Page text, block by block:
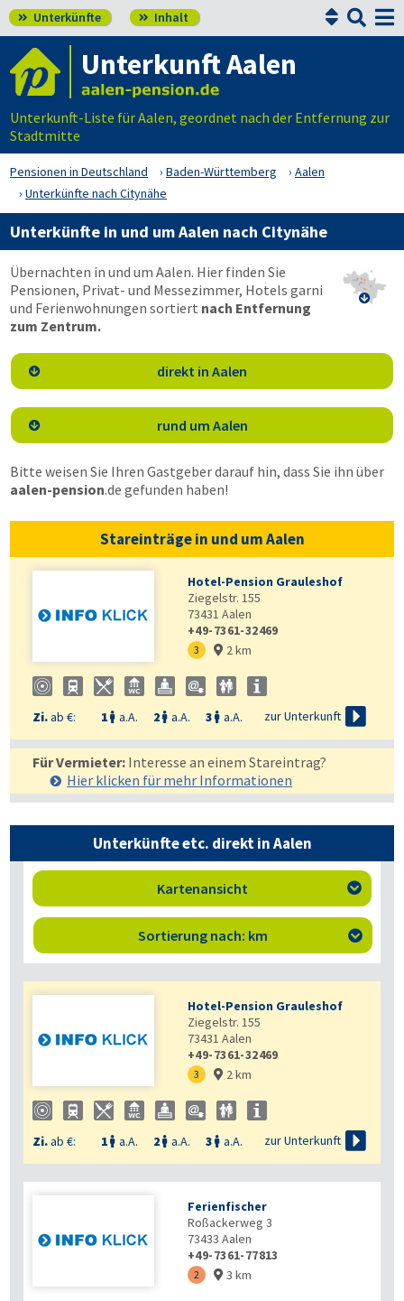
 Unterkünfte  Inhalt 

Unterkunft Aalen
Unterkunft-Liste für Aalen, geordnet nach der Entfernung zur
Stadtmitte
Pensionen in Deutschland Baden-Württemberg
Aalen
Unterkünfte nach Citynähe
Unterkünfte in und um Aalen nach Citynähe

Übernachten in und um Aalen. Hier finden Sie
Pensionen, Privat- und Messezimmer, Hotels garni
und Ferienwohnungen sortiert nach Entfernung
zum Zentrum.
 direkt in Aalen
 rund um Aalen
Bitte weisen Sie Ihren Gastgeber darauf hin, dass Sie ihn über
aalen-pension.de gefunden haben!
Stareinträge in und um Aalen
Hotel-Pension Grauleshof
Ziegelstr. 155
73431 Aalen
+49-7361-32469
3  2 km
Zi.ab €: 1  a.A. 2  a.A. 3  a.A. zur Unterkunft 
Für Vermieter: Interesse an einem Stareintrag?
Hier klicken für mehr Informationen
Unterkünfte etc. direkt in Aalen
Kartenansicht 
Sortierung nach: km 
Hotel-Pension Grauleshof
Ziegelstr. 155
73431 Aalen
+49-7361-32469
3  2 km
Zi.ab €: 1  a.A. 2  a.A. 3  a.A. zur Unterkunft 
Ferienfischer
Roßackerweg 3
73433 Aalen
+49-7361-77813
2  3 km